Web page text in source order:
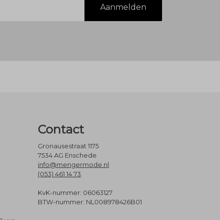
Aanmelden
Contact
Gronausestraat 1175
7534 AG Enschede
info@mengermode.nl
(053) 461 14 73
KvK-nummer: 06063127
BTW-nummer: NL008978426B01